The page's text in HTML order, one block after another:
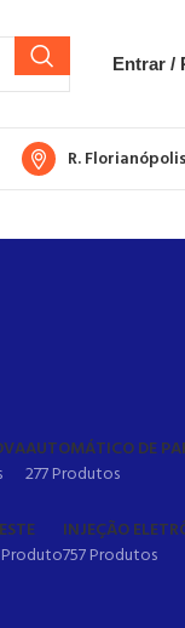
Entrar /
R.
AUTOMÁTICO DE
277 Produtos
INJEÇÃO
757 Produtos